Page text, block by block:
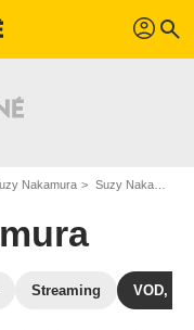
profil search
Nakamura Suzy Nakamura : ses Blu-Ray, DVD, VOD, SVOD
Streaming VOD,